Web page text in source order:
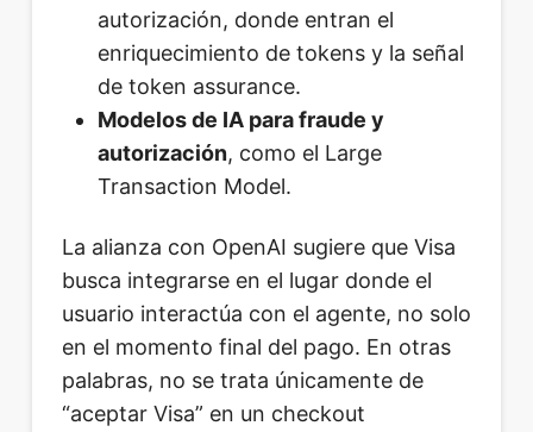
autorización, donde entran el
enriquecimiento de tokens y la señal
de token assurance.
Modelos de IA para fraude y
autorización, como el Large
Transaction Model.
La alianza con OpenAI sugiere que Visa
busca integrarse en el lugar donde el
usuario interactúa con el agente, no solo
en el momento final del pago. En otras
palabras, no se trata únicamente de
“aceptar Visa” en un checkout